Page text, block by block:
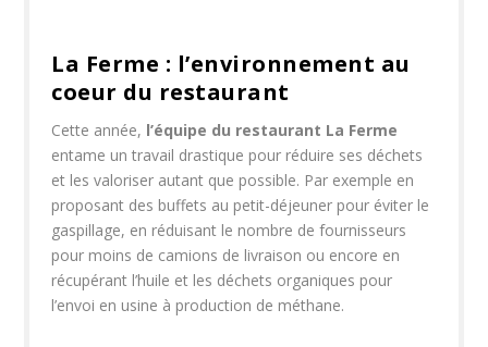
La Ferme : l’environnement au
coeur du restaurant
Cette année, l’équipe du restaurant La Ferme
entame un travail drastique pour réduire ses déchets
et les valoriser autant que possible. Par exemple en
proposant des buffets au petit-déjeuner pour éviter le
gaspillage, en réduisant le nombre de fournisseurs
pour moins de camions de livraison ou encore en
récupérant l’huile et les déchets organiques pour
l’envoi en usine à production de méthane.